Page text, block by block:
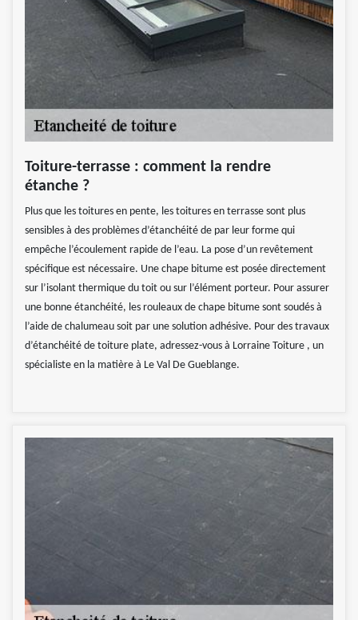
Toiture-terrasse : comment la rendre
étanche ?
Plus que les toitures en pente, les toitures en terrasse sont plus
sensibles à des problèmes d’étanchéité de par leur forme qui
empêche l’écoulement rapide de l’eau. La pose d’un revêtement
spécifique est nécessaire. Une chape bitume est posée directement
sur l’isolant thermique du toit ou sur l’élément porteur. Pour assurer
une bonne étanchéité, les rouleaux de chape bitume sont soudés à
l’aide de chalumeau soit par une solution adhésive. Pour des travaux
d’étanchéité de toiture plate, adressez-vous à Lorraine Toiture , un
spécialiste en la matière à Le Val De Gueblange.